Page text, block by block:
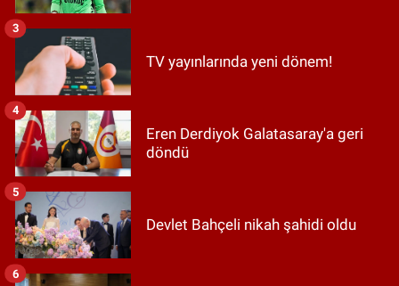
TV yayınlarında yeni dönem!
3
Eren Derdiyok Galatasaray'a geri
döndü
4
Devlet Bahçeli nikah şahidi oldu
5
6